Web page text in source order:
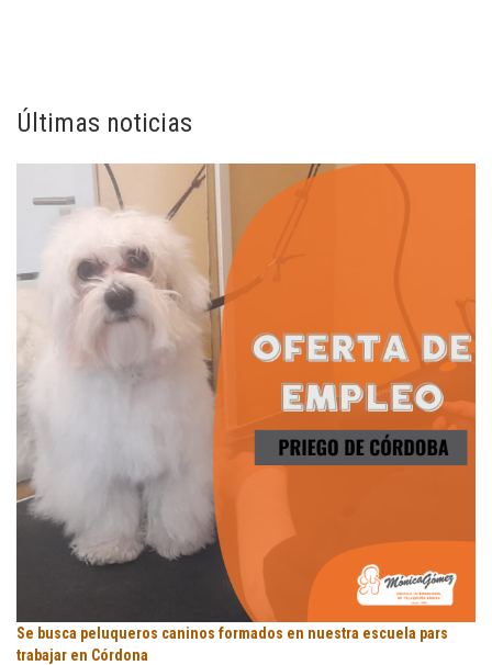
Últimas noticias
Se
busca
Se busca peluqueros caninos formados en nuestra escuela pars
trabajar en Córdona